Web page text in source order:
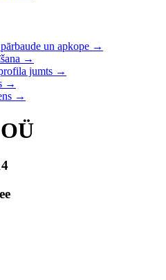
un apkope →
→
jumts →
→
→